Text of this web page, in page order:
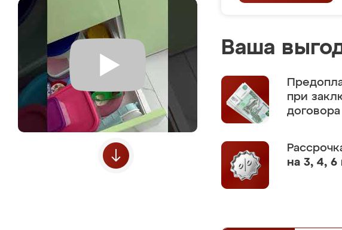
Ваша
при
договора
на 3, 4, 6